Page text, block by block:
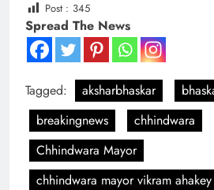
Post : 345
Spread The News
Tagged: aksharbhaskar
breakingnews
chhindwara
Chhindwara Mayor
chhindwara mayor vikram ahakey